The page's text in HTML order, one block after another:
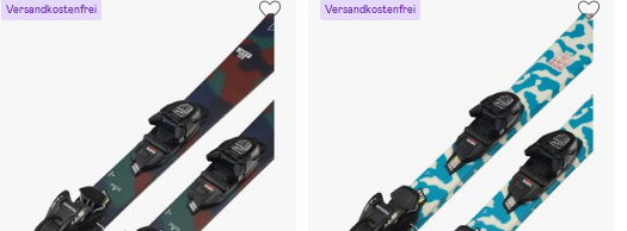
Versandkostenfrei Versandkostenfrei